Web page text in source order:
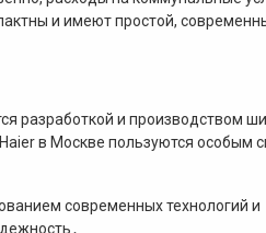
и имеют простой,
разработкой и производством
в Москве пользуются особым
современных технологий и